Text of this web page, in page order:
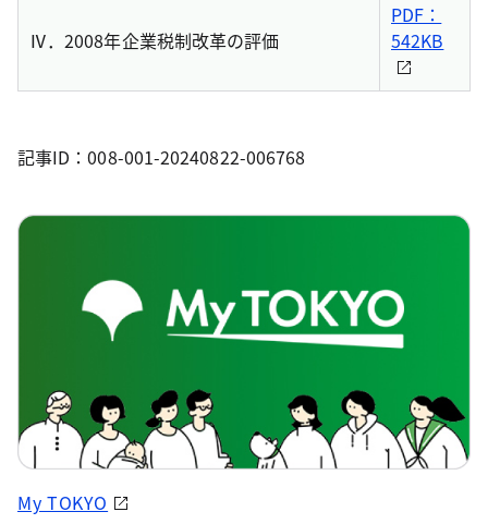
Ⅳ．2008年企業税制改革の評価
PDF：
542KB
記事ID：008-001-20240822-006768
My TOKYO